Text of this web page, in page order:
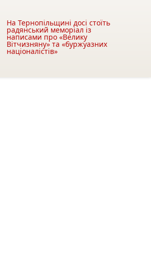
На Тернопільщині досі стоїть
радянський меморіал із
написами про «Велику
Вітчизняну» та «буржуазних
націоналістів»